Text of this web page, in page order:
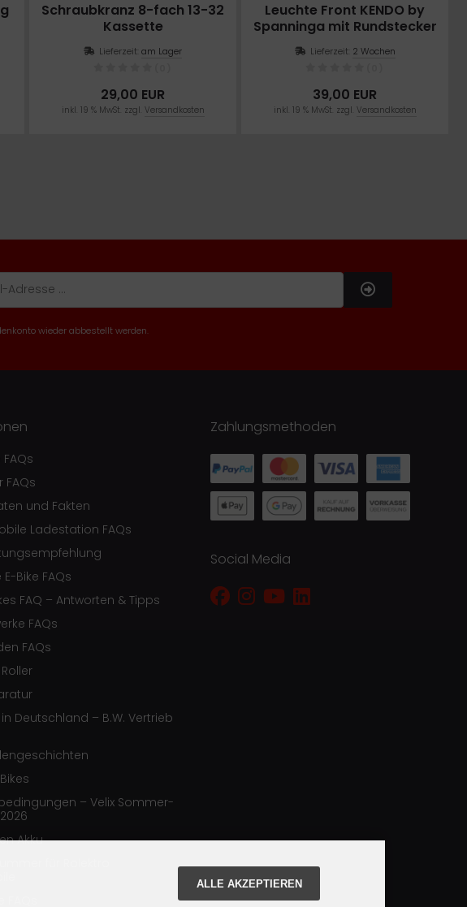
Schraubkranz 8-fach 13-32
Kassette
Lieferzeit:am Lager
29,00 EUR
inkl. 19 % MwSt. zzgl. Versandkosten
Leuchte Front KENDO by
Spanninga mit Rundstecker
Lieferzeit: 2 Wochen
39,00 EUR
inkl. 19 % MwSt. zzgl. Versandkosten
wieder abbestellt werden.
FAQs
FAQs
und Fakten
Ladestation FAQs
Bike FAQs
FAQ – Antworten & Tipps
FAQs
FAQs
Deutschland – B.W. Vertrieb
– Velix Sommer-
Akku
Zahlungsmethoden
Social Media
ALLE AKZEPTIEREN